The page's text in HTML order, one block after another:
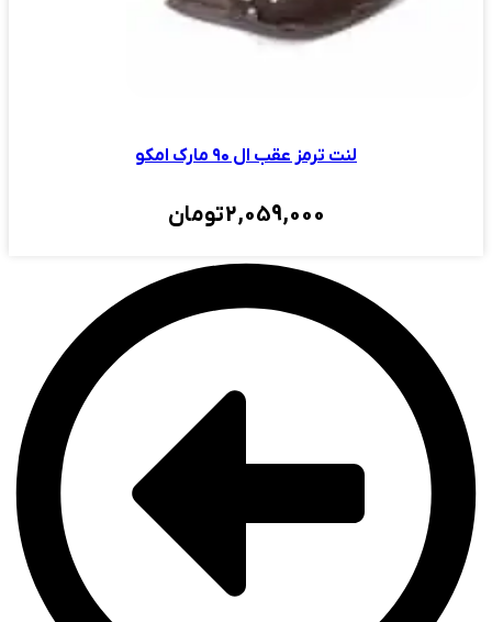
لنت ترمز عقب ال ۹۰ مارک امکو
2,059,000تومان